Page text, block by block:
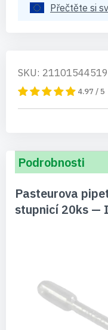
Přečtěte si
SKU:
4.97 / 5
Podrobnosti
Pasteurova
stupnicí 20ks —